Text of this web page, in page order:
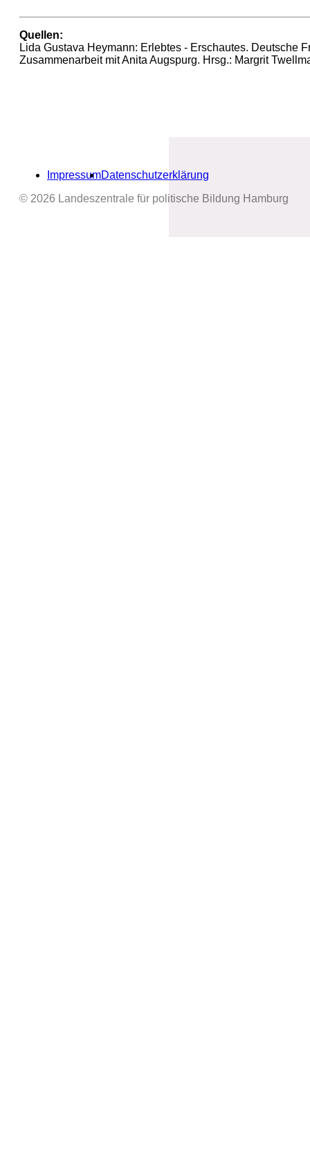
Quellen:
Lida Gustava Heymann: Erlebtes - Erschautes. Deutsche
Zusammenarbeit mit Anita Augspurg. Hrsg.: Margrit
ImpressumDatenschutzerklärung
© 2026 Landeszentrale für politische Bildung Hamburg